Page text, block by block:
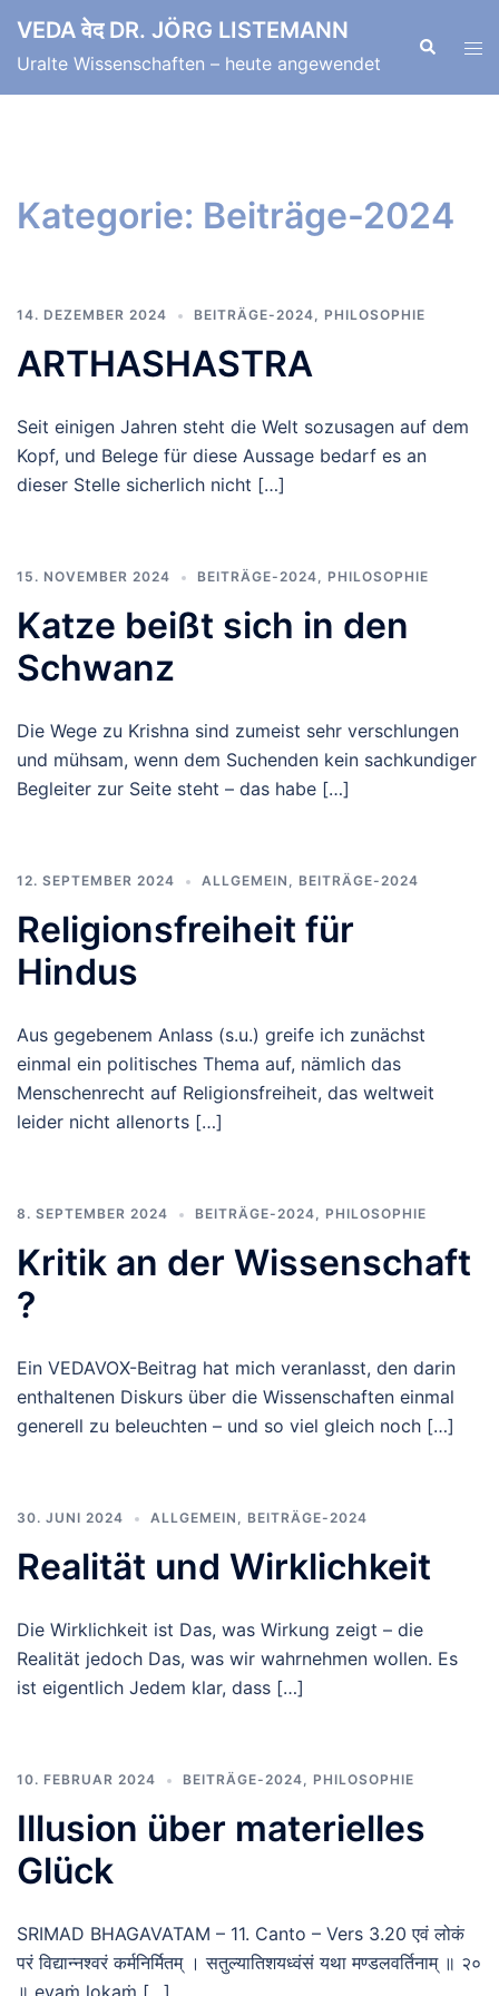
Inhalt
springen
VEDA वेद DR. JÖRG LISTEMANN
Uralte Wissenschaften – heute angewendet
Suche
Kategorie: Beiträge-2024
14. DEZEMBER 2024 BEITRÄGE-2024, PHILOSOPHIE
ARTHASHASTRA
Seit einigen Jahren steht die Welt sozusagen auf dem
Kopf, und Belege für diese Aussage bedarf es an
dieser Stelle sicherlich nicht […]
15. NOVEMBER 2024 BEITRÄGE-2024, PHILOSOPHIE
Katze beißt sich in den
Schwanz
Die Wege zu Krishna sind zumeist sehr verschlungen
und mühsam, wenn dem Suchenden kein sachkundiger
Begleiter zur Seite steht – das habe […]
12. SEPTEMBER 2024 ALLGEMEIN , BEITRÄGE-2024
Religionsfreiheit für
Hindus
Aus gegebenem Anlass (s.u.) greife ich zunächst
einmal ein politisches Thema auf, nämlich das
Menschenrecht auf Religionsfreiheit, das weltweit
leider nicht allenorts […]
8. SEPTEMBER 2024 BEITRÄGE-2024, PHILOSOPHIE
Kritik an der Wissenschaft
?
Ein VEDAVOX-Beitrag hat mich veranlasst, den darin
enthaltenen Diskurs über die Wissenschaften einmal
generell zu beleuchten – und so viel gleich noch […]
30. JUNI 2024 ALLGEMEIN , BEITRÄGE-2024
Realität und Wirklichkeit
Die Wirklichkeit ist Das, was Wirkung zeigt – die
Realität jedoch Das, was wir wahrnehmen wollen. Es
ist eigentlich Jedem klar, dass […]
10. FEBRUAR 2024 BEITRÄGE-2024, PHILOSOPHIE
Illusion über materielles
Glück
SRIMAD BHAGAVATAM – 11. Canto – Vers 3.20 एवं लोकं
परं विद्यान्नश्वरं कर्मनिर्मितम् । सतुल्यातिशयध्वंसं यथा मण्डलवर्तिनाम् ॥ २०
॥ evaṁ lokaṁ […]